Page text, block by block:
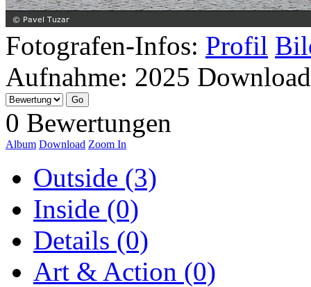
Fotografen-Infos: Profil
Aufnahme: 2025
0 Bewertungen
Album Download Zoom In
Outside (3)
Inside (0)
Details (0)
Art & Action (0)